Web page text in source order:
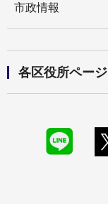
市政情報
各区役所ページ